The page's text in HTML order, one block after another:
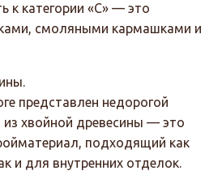
к категории «С» — это
смоляными кармашками и
представлен недорогой
из хвойной древесины — это
подходящий как
и для внутренних отделок.